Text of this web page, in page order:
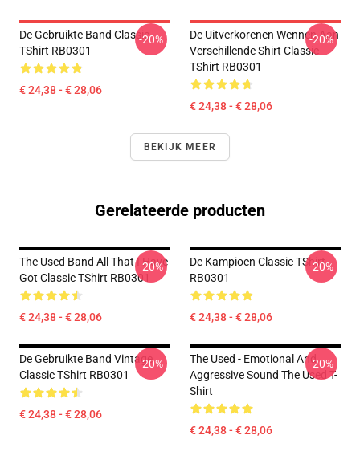
De Gebruikte Band Classic
TShirt RB0301
€ 24,38 - € 28,06
-20%
De Uitverkorenen Wennen Aan
Verschillende Shirt Classic
TShirt RB0301
€ 24,38 - € 28,06
-20%
BEKIJK MEER
Gerelateerde producten
The Used Band All That I Have
Got Classic TShirt RB0301
€ 24,38 - € 28,06
-20%
De Kampioen Classic TShirt
RB0301
€ 24,38 - € 28,06
-20%
De Gebruikte Band Vintage
Classic TShirt RB0301
€ 24,38 - € 28,06
-20%
The Used - Emotional And
Aggressive Sound The Used T-
Shirt
€ 24,38 - € 28,06
-20%